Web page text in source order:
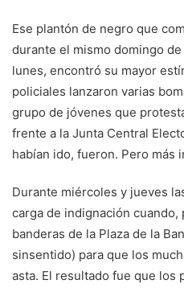
Ese plantón de negro que
durante el mismo domingo
lunes, encontró su mayor
policiales lanzaron varias
grupo de jóvenes que
frente a la Junta Central
habían ido, fueron. Pero más
Durante miércoles y jueves
carga de indignación
banderas de la Plaza de la
sinsentido) para que los
asta. El resultado fue que los